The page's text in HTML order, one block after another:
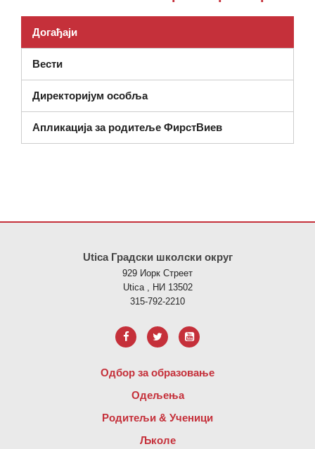
Догађаји
Вести
Директоријум особља
Апликација за родитеље ФирстВиев
Utica Градски школски округ
929 Иорк Стреет
Utica , НИ 13502
315-792-2210
Одбор за образовање
Одељења
Родитељи & Ученици
Љколе